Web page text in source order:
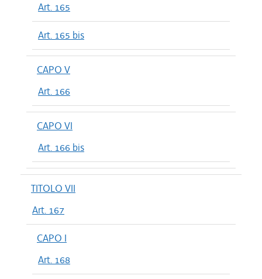
Art. 165
Art. 165 bis
CAPO V
Art. 166
CAPO VI
Art. 166 bis
TITOLO VII
Art. 167
CAPO I
Art. 168